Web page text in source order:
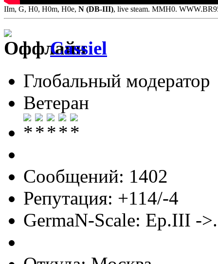
IIm, G, H0, H0m, H0e, N (DB-III), live steam. MMH0.
Cassiel
Глобальный модератор
Ветеран
Сообщений: 1402
Репутация: +114/-4
GermaN-Scale: Ep.III -